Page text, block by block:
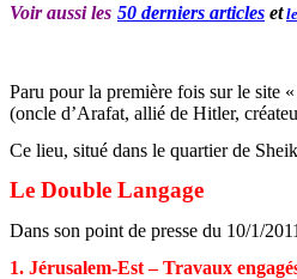
Voir aussi les 50 derniers articles et
Paru pour la première fois sur le site
(oncle d’Arafat, allié de Hitler,
Ce lieu, situé dans le quartier de
Le Double Langage
Dans son point de presse du 10/1/
1. Jérusalem-Est – Travaux